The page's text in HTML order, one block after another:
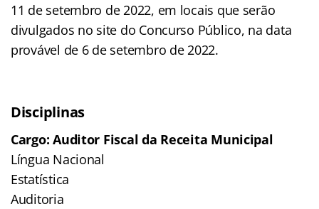
11 de setembro de 2022, em locais que serão
divulgados no site do Concurso Público, na data
provável de 6 de setembro de 2022.
Disciplinas
Cargo: Auditor Fiscal da Receita Municipal
Língua Nacional
Estatística
Auditoria